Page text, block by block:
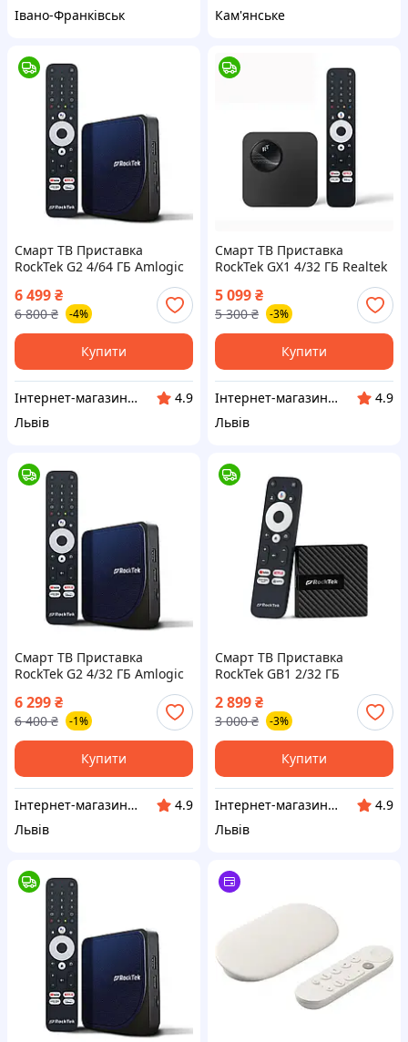
Івано-Франківськ
Кам'янське
Смарт ТВ Приставка
RockTek G2 4/64 ГБ Amlogic
S905X4-K WiFi6 Android TV
14 Netflix
6 499₴
6 800 ₴ -4%
Купити
Інтернет-магазин LeoBox™ - Оригінальні Смарт ТВ Приставки та аксесуари, Дитячі іграшки
4.9
Львів
Смарт ТВ Приставка
RockTek GX1 4/32 ГБ Realtek
налаштуваннями)
5 099₴
5 300 ₴ -3%
Купити
Інтернет-магазин LeoBox™ - Оригінальні Смарт ТВ Приставки та аксесуари, Дитячі іграшки
4.9
Львів
Смарт ТВ Приставка
RockTek G2 4/32 ГБ Amlogic
S905X4-K WiFi6 Android TV
14 Netflix
6 299₴
6 400 ₴ -1%
Купити
Інтернет-магазин LeoBox™ - Оригінальні Смарт ТВ Приставки та аксесуари, Дитячі іграшки
4.9
Львів
Смарт ТВ Приставка
RockTek GB1 2/32 ГБ
2 899₴
3 000 ₴ -3%
Купити
Інтернет-магазин LeoBox™ - Оригінальні Смарт ТВ Приставки та аксесуари, Дитячі іграшки
4.9
Львів